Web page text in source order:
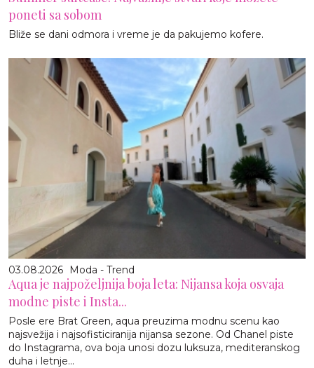
poneti sa sobom
Bliže se dani odmora i vreme je da pakujemo kofere.
03.08.2026 Moda - Trend
Aqua je najpoželjnija boja leta: Nijansa koja osvaja
modne piste i Insta...
Posle ere Brat Green, aqua preuzima modnu scenu kao
najsvežija i najsofisticiranija nijansa sezone. Od Chanel piste
do Instagrama, ova boja unosi dozu luksuza, mediteranskog
duha i letnje...